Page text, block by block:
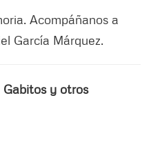
Acompáñanos a
García Márquez.
y otros